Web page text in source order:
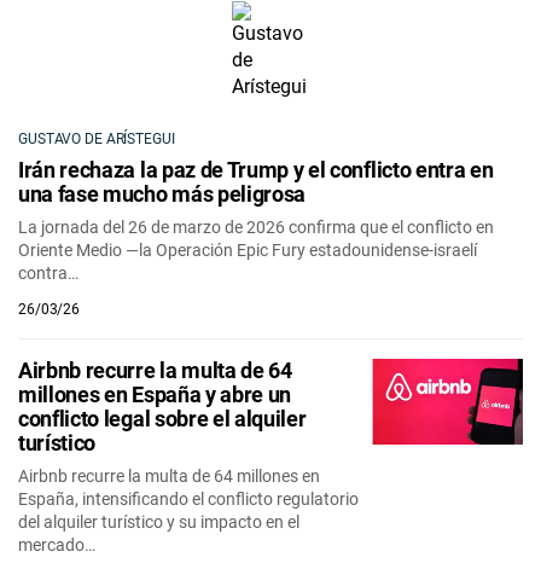
GUSTAVO DE ARÍSTEGUI
Irán rechaza la paz de Trump y el conflicto entra en
una fase mucho más peligrosa
La jornada del 26 de marzo de 2026 confirma que el conflicto en
Oriente Medio —la Operación Epic Fury estadounidense-israelí
contra…
26/03/26
Airbnb recurre la multa de 64
millones en España y abre un
conflicto legal sobre el alquiler
turístico
Airbnb recurre la multa de 64 millones en
España, intensificando el conflicto regulatorio
del alquiler turístico y su impacto en el
mercado…